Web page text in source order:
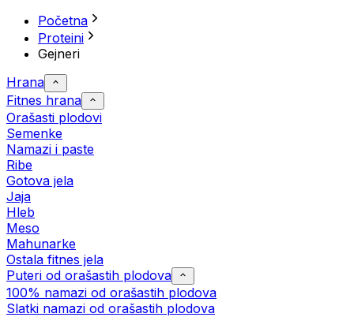
Početna
Proteini
Gejneri
Hrana
Fitnes hrana
Orašasti plodovi
Semenke
Namazi i paste
Ribe
Gotova jela
Јаја
Hleb
Meso
Mahunarke
Ostala fitnes jela
Puteri od orašastih plodova
100% namazi od orašastih plodova
Slatki namazi od orašastih plodova